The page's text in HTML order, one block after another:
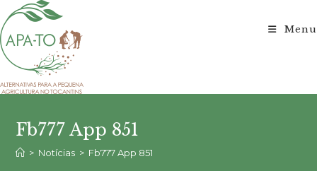
para
o
conteúdo
Menu
Fb777 App 851
> Notícias > Fb777 App 851